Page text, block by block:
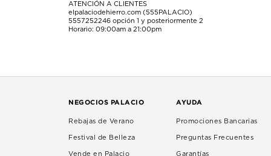
ATENCIÓN A CLIENTES
elpalaciodehierro.com (555PALACIO)
5557252246 opción 1 y posteriormente 2
Horario: 09:00am a 21:00pm
NEGOCIOS PALACIO
Rebajas de Verano
Festival de Belleza
Vende en Palacio
AYUDA
Promociones Bancarias
Preguntas Frecuentes
Garantías